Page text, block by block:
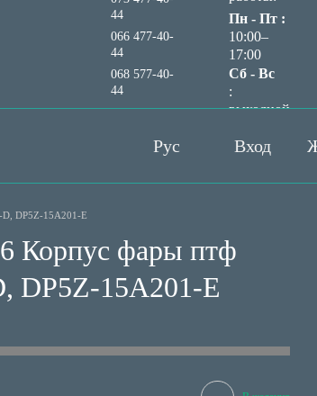
44
066 477-40-
44
068 577-40-
44
Перезвонить вам?
Пн - Пт :
10:00–
17:00
Сб - Вс
:
выходной
Рус Вход
DP5Z-15A201-E
Корпус фары птф
DP5Z-15A201-E